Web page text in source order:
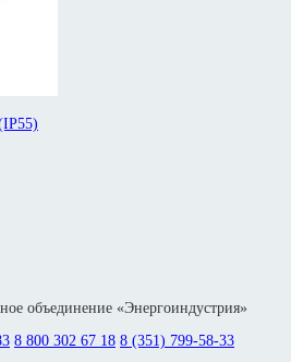
объединение «Энергоиндустрия»
8 800 302 67 18 8 (351) 799-58-33